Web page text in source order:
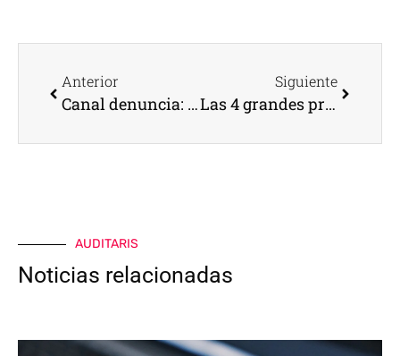
Anterior
Canal denuncia: todo lo que debes saber
Siguiente
Las 4 grandes prácticas agresivas en protección de datos
AUDITARIS
Noticias relacionadas